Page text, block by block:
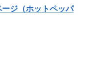
ージ（ホットペッパ